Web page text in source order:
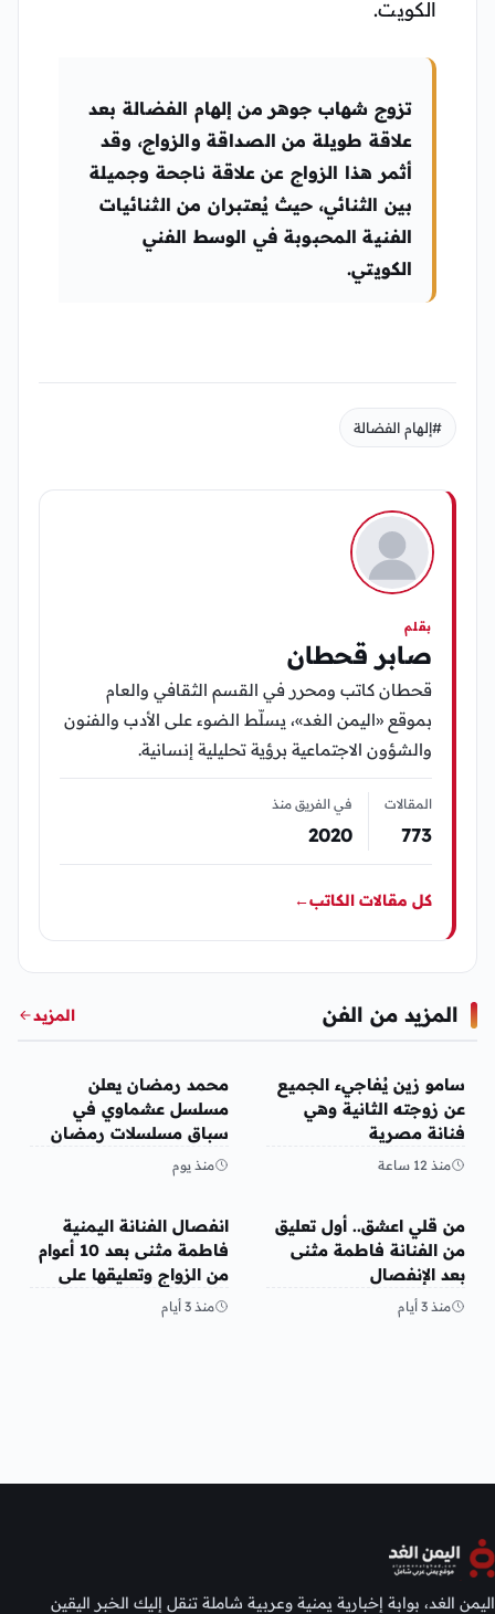
الكويت.
تزوج شهاب جوهر من إلهام الفضالة بعد
علاقة طويلة من الصداقة والزواج، وقد
أثمر هذا الزواج عن علاقة ناجحة وجميلة
بين الثنائي، حيث يُعتبران من الثنائيات
الفنية المحبوبة في الوسط الفني
الكويتي.
#إلهام الفضالة
بقلم
صابر قحطان
قحطان كاتب ومحرر في القسم الثقافي والعام
بموقع «اليمن الغد»، يسلّط الضوء على الأدب والفنون
والشؤون الاجتماعية برؤية تحليلية إنسانية.
المقالات
773
في الفريق منذ
2020
كل مقالات الكاتب←
المزيد من الفن المزيد
سامو زين يُفاجيء الجميع
عن زوجته الثانية وهي
فنانة مصرية
منذ 12 ساعة
محمد رمضان يعلن
مسلسل عشماوي في
سباق مسلسلات رمضان
2027
منذ يوم
من قلي اعشق.. أول تعليق
من الفنانة فاطمة مثنى
بعد الإنفصال
منذ 3 أيام
الفن
انفصال الفنانة اليمنية
فاطمة مثنى بعد 10 أعوام
من الزواج وتعليقها على
المنشور
منذ 3 أيام
اليمن الغد، بوابة إخبارية يمنية وعربية شاملة تنقل إليك الخبر اليقين